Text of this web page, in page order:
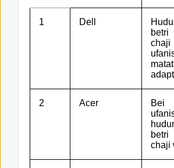
1 Dell
2 Acer
Bei
chaji